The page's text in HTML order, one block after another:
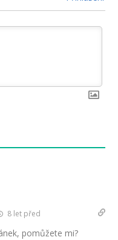
8 let před
pomůžete mi?